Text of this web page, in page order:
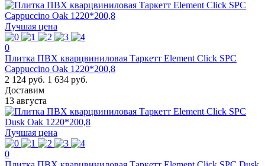
Лучшая цена
0
Плитка ПВХ кварцвиниловая Таркетт Element Click SPC
Cappuccino Oak 1220*200,8
2 124 руб. 1 634 руб.
Доставим
13 августа
Лучшая цена
0